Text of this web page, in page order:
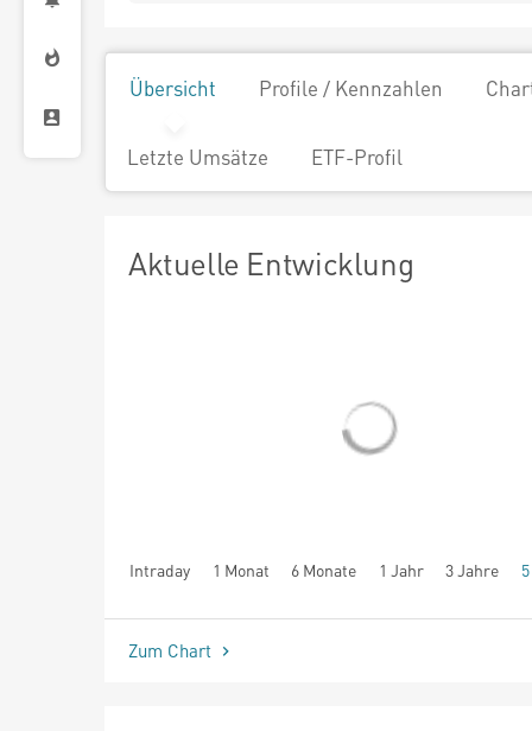
Übersicht Profile / Kennzahlen
Letzte Umsätze ETF-Profil
Aktuelle Entwicklung
Intraday 1 Monat 6 Monate 1 Jahr 3 Jahre
seit Beginn
Zum Chart